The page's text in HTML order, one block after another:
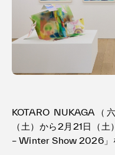
プライバシ−ポリシ
運営会社
お問い合わせ
KOTARO NUKAGA（
（土）から2月21日（
– Winter Show 2026」